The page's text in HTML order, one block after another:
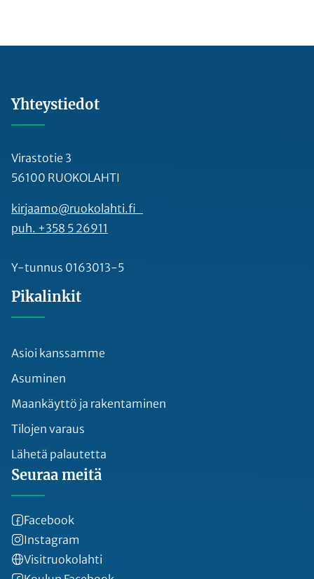
Yhteystiedot
Virastotie 3
56100 RUOKOLAHTI
kirjaamo@ruokolahti.fi
puh. +358 5 26911
Y-tunnus 0163013-5
Pikalinkit
Asioi kanssamme
Asuminen
Maankäyttö ja rakentaminen
Tilojen varaus
Lähetä palautetta
Seuraa meitä
Facebook
Instagram
Visitruokolahti